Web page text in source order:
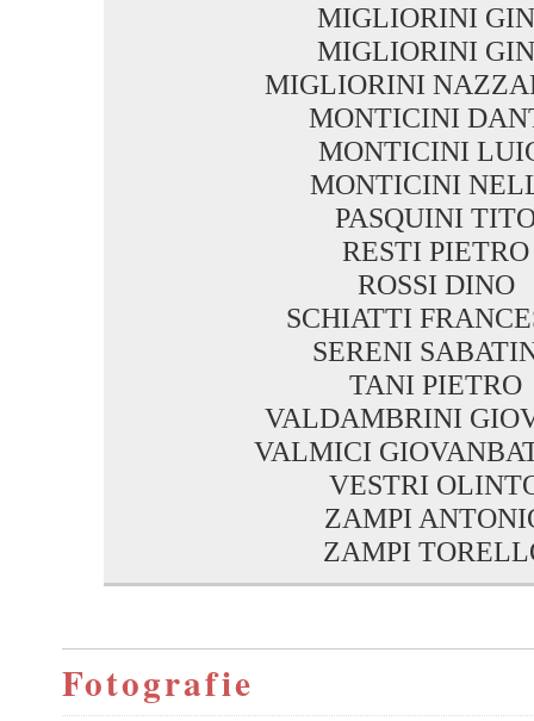
MIGLIORINI
MIGLIORINI
MIGLIORINI
MONTICINI
MONTICINI
MONTICINI
PASQUINI
RESTI PIETRO
ROSSI DINO
SCHIATTI
SERENI
TANI PIETRO
VALDAMBRINI
VALMICI
VESTRI
ZAMPI
ZAMPI
Fotografie